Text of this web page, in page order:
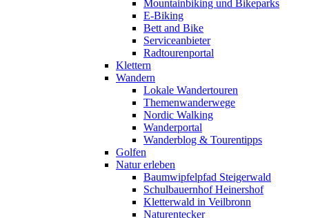
Mountainbiking und Bikeparks
E-Biking
Bett and Bike
Serviceanbieter
Radtourenportal
Klettern
Wandern
Lokale Wandertouren
Themenwanderwege
Nordic Walking
Wanderportal
Wanderblog & Tourentipps
Golfen
Natur erleben
Baumwipfelpfad Steigerwald
Schulbauernhof Heinershof
Kletterwald in Veilbronn
Naturentecker